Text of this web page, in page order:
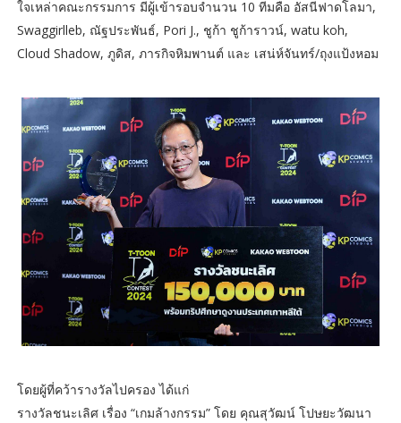
ใจเหล่าคณะกรรมการ มีผู้เข้ารอบจำนวน 10 ทีมคือ อัสนีฟาดโลมา,
Swaggirlleb, ณัฐประพันธ์, Pori J., ชูก้า ชูก้าราวน์, watu koh,
Cloud Shadow, ภูดิส, ภารกิจหิมพานต์ และ เสน่ห์จันทร์/ถุงแป้งหอม
โดยผู้ที่คว้ารางวัลไปครอง ได้แก่
รางวัลชนะเลิศ เรื่อง “เกมล้างกรรม” โดย คุณสุวัฒน์ โปษยะวัฒนา